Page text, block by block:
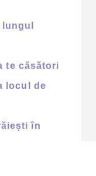
te căsători
locul de
în